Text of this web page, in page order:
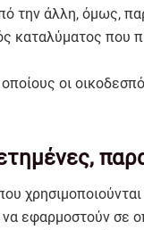
την άλλη, όμως,
καταλύματος που
οι
να εφαρμοστούν σε